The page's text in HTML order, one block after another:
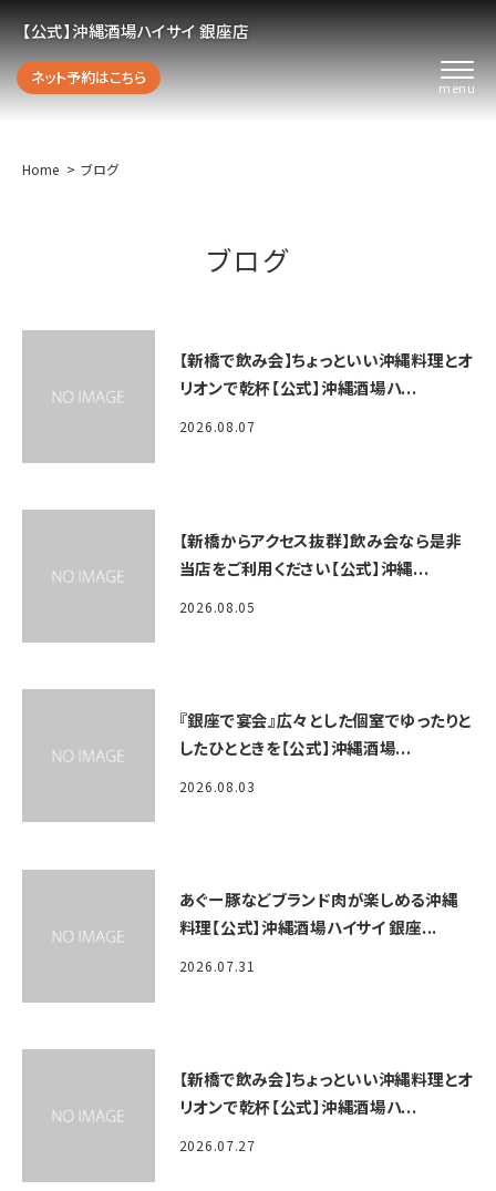
【公式】沖縄酒場ハイサイ 銀座店
ネット予約はこちら
Home ブログ
ブログ
【新橋で飲み会】ちょっといい沖縄料理とオ
リオンで乾杯【公式】沖縄酒場ハ...
2026.08.07
【新橋からアクセス抜群】飲み会なら是非
当店をご利用ください【公式】沖縄...
2026.08.05
『銀座で宴会』広々とした個室でゆったりと
したひとときを【公式】沖縄酒場...
2026.08.03
あぐー豚などブランド肉が楽しめる沖縄
料理【公式】沖縄酒場ハイサイ 銀座...
2026.07.31
【新橋で飲み会】ちょっといい沖縄料理とオ
リオンで乾杯【公式】沖縄酒場ハ...
2026.07.27